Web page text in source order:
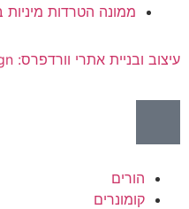
ממונה הטרדות מיניות
עיצוב ובניית אתרי וורדפרס: Odesign
הורים
קומונרים